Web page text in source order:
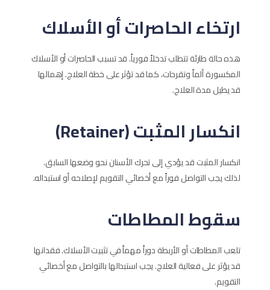
ارتخاء الحاصرات أو الأسلاك
هذه حالة طارئة تتطلب تدخلاً فورياً. قد تسبب الحاصرات أو الأسلاك
المكسورة ألماً وتقرحات، كما قد تؤثر على خطة العلاج. إهمالها
قد يطيل مدة العلاج.
انكسار المثبت (Retainer)
انكسار المثبت قد يؤدي إلى تحرك الأسنان نحو وضعها السابق.
لذلك يجب التواصل فوراً مع أخصائي التقويم لإصلاحه أو استبداله.
سقوط المطاطات
تلعب المطاطات أو الأربطة دوراً مهماً في تثبيت الأسلاك. فقدانها
قد يؤثر على فعالية العلاج. يجب استبدالها بالتواصل مع أخصائي
التقويم.